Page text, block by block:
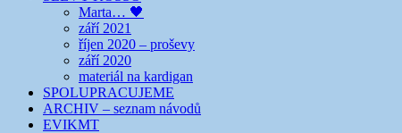
Marta… 🖤
září 2021
říjen 2020 – proševy
září 2020
materiál na kardigan
SPOLUPRACUJEME
ARCHIV – seznam návodů
EVIKMT